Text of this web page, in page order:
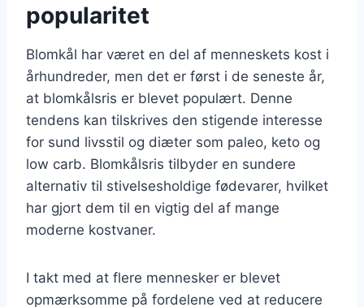
popularitet
Blomkål har været en del af menneskets kost i
århundreder, men det er først i de seneste år,
at blomkålsris er blevet populært. Denne
tendens kan tilskrives den stigende interesse
for sund livsstil og diæter som paleo, keto og
low carb. Blomkålsris tilbyder en sundere
alternativ til stivelsesholdige fødevarer, hvilket
har gjort dem til en vigtig del af mange
moderne kostvaner.
I takt med at flere mennesker er blevet
opmærksomme på fordelene ved at reducere